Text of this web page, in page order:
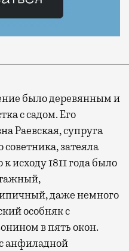
было деревянным и
с садом. Его
Раевская, супруга
советника, затеяла
исходу 1811 года было
даже немного
особняк с
в пять окон.
анфиладной